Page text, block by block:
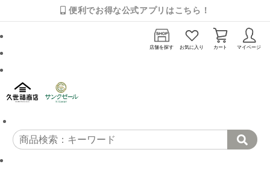
便利でお得な公式アプリはこちら！
店舗を探す お気に入り カート マイページ